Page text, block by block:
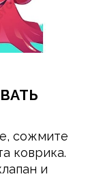
сожмите
коврика.
и